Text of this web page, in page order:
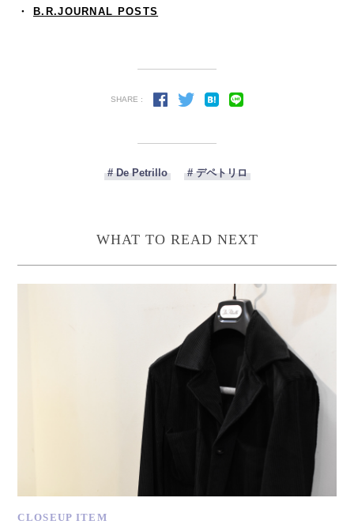
・ B.R.JOURNAL POSTS
SHARE :
# De Petrillo # デペトリロ
WHAT TO READ NEXT
CLOSEUP ITEM